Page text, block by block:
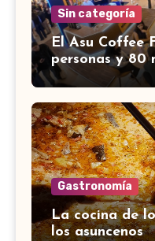
Sin categoría
El Asu Coffee
personas y 80
Gastronomía
La cocina de
los asuncenos